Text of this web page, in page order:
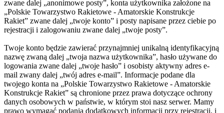
zwane dalej „anonimowe posty”, konta użytkownika założone na
„Polskie Towarzystwo Rakietowe - Amatorskie Konstrukcje
Rakiet” zwane dalej „twoje konto” i posty napisane przez ciebie po
rejestracji i zalogowaniu zwane dalej „twoje posty”.
Twoje konto będzie zawierać przynajmniej unikalną identyfikacyjną
nazwę zwaną dalej „twoja nazwa użytkownika”, hasło używane do
logowania zwane dalej „twoje hasło” i osobisty aktywny adres e-
mail zwany dalej „twój adres e-mail”. Informacje podane dla
twojego konta na „Polskie Towarzystwo Rakietowe - Amatorskie
Konstrukcje Rakiet” są chronione przez prawa dotyczące ochrony
danych osobowych w państwie, w którym stoi nasz serwer. Mamy
prawo wymagać podania dodatkowych informacji przy rejestracji, i